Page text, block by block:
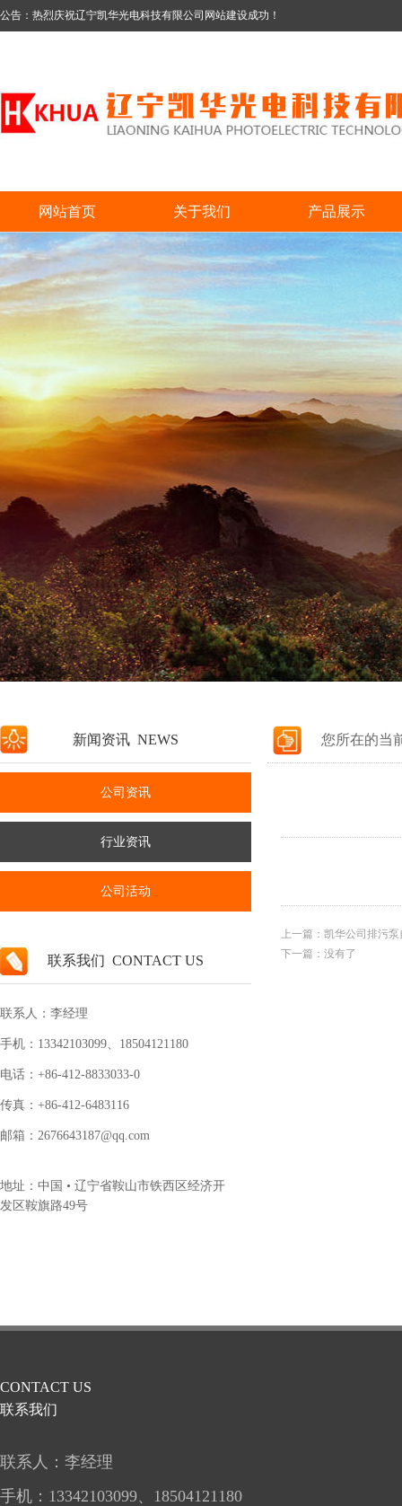
公告：热烈庆祝辽宁凯华光电科技有限公司网站建设成功！
网站首页 关于我们 产品展示
新闻资讯 NEWS
公司资讯
行业资讯
公司活动
联系我们 CONTACT US
联系人：李经理
手机：13342103099、18504121180
电话：+86-412-8833033-0
传真： +86-412-6483116
邮箱：2676643187@qq.com
地址：中国 • 辽宁省鞍山市铁西区经济开
发区鞍旗路49号
您所在的当
上一篇： 凯华公司排污
下一篇：没有了
CONTACT US
联系我们
联系人：李经理
手机： 13342103099、 18504121180